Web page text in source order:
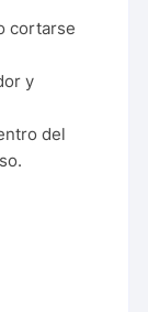
cortarse
y
del